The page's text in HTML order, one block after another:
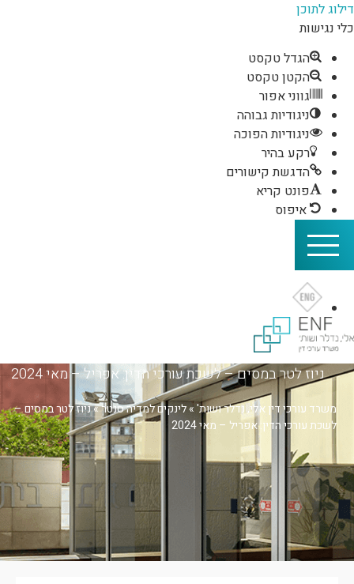
דילוג לתוכן
כלי נגישות
הגדל טקסט
הקטן טקסט
גווני אפור
ניגודיות גבוהה
ניגודיות הפוכה
רקע בהיר
הדגשת קישורים
פונט קריא
איפוס
ניוז לטר במסים – לשכת עורכי הדין: אפריל – מאי 2024
משרד עורכי דין אלי, נדלר ושות'»לינקים למדיה סנטר»ניוז לטר במסים –
לשכת עורכי הדין: אפריל – מאי 2024